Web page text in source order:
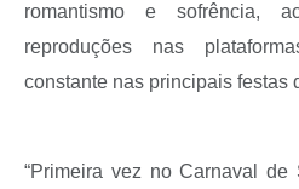
romantismo e sofrência,
reproduções nas
constante nas principais festas
“Primeira vez no Carnaval